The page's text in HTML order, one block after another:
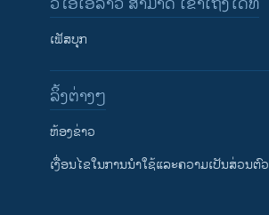
ຕິດຕາມພວກເຮົາ ທີ່
ເຟັສບຸກ
​ລິ້ງ​ຕ່າງໆ
​ຫ້ອງ​ຂ່າວ
​ເງື່ອນ​ໄຂ​ໃນ​ການ​ນຳ​ໃຊ້​ແລະຄວາມ​ເປັນ​ສ່​ວນ​ຕົວ